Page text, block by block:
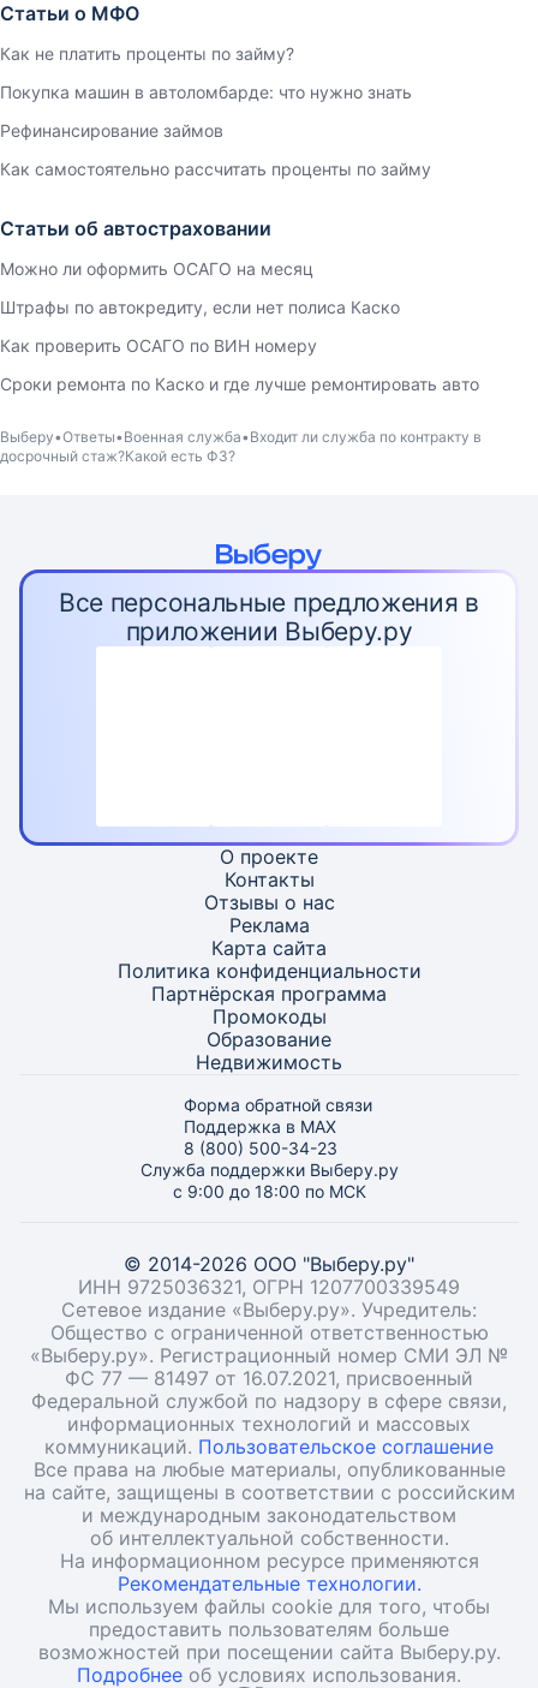
Статьи о МФО
Как не платить проценты по займу?
Покупка машин в автоломбарде: что нужно знать
Рефинансирование займов
Как самостоятельно рассчитать проценты по займу
Статьи об автостраховании
Можно ли оформить ОСАГО на месяц
Штрафы по автокредиту, если нет полиса Каско
Как проверить ОСАГО по ВИН номеру
Сроки ремонта по Каско и где лучше ремонтировать авто
Выберу Ответы Военная служба Входит ли служба по контракту в
досрочный стаж?Какой есть ФЗ?
Все персональные предложения в
приложении Выберу.ру
О проекте
Контакты
Отзывы о нас
Реклама
Карта сайта
Политика конфиденциальности
Партнёрская программа
Промокоды
Образование
Недвижимость
Форма обратной связи
Поддержка в MAX
8 (800) 500-34-23
Служба поддержки Выберу.ру
с 9:00 до 18:00 по МСК
© 2014-2026 ООО "Выберу.ру"
ИНН 9725036321, ОГРН 1207700339549
Сетевое издание «Выберу.ру». Учредитель:
Общество с ограниченной ответственностью
«Выберу.ру». Регистрационный номер СМИ ЭЛ №
ФС 77 — 81497 от 16.07.2021, присвоенный
Федеральной службой по надзору в сфере связи,
информационных технологий и массовых
коммуникаций. Пользовательское соглашение
Все права на любые материалы, опубликованные
на сайте, защищены в соответствии с российским
и международным законодательством
об интеллектуальной собственности.
На информационном ресурсе применяются
Рекомендательные технологии.
Мы используем файлы cookie для того, чтобы
предоставить пользователям больше
возможностей при посещении сайта Выберу.ру.
Подробнее об условиях использования.